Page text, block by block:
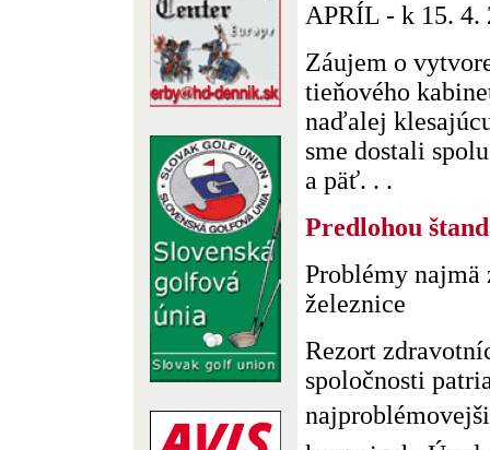
APRÍL - k 15. 4.
Záujem o
tieňového
naďalej
sme dostali
a päť. . .
Predlohou
Problémy
železnice
Rezort
spoločnosti